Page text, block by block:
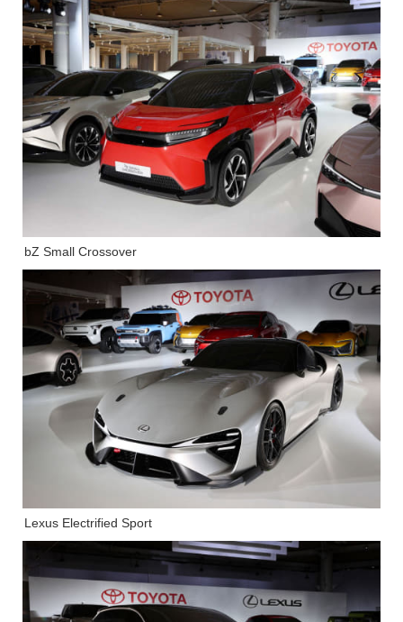
bZ Small Crossover
Lexus Electrified Sport